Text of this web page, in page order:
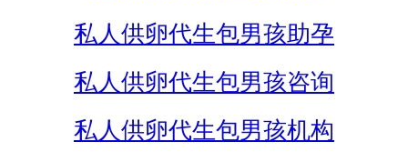
私人供卵代生包男孩助孕
私人供卵代生包男孩咨询
私人供卵代生包男孩机构